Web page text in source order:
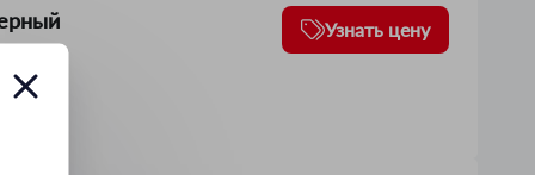
Узнать цену